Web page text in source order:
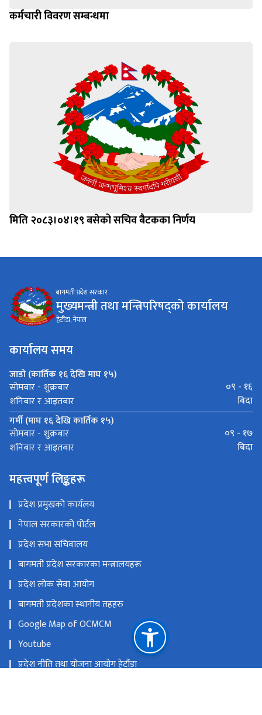
कर्मचारी विवरण सम्बन्धमा
मिति २०८३।०४।१९ बसेको सचिव बैटकका निर्णय
बागमती प्रदेश सरकार
मुख्यमन्त्री तथा मन्त्रिपरिषद्को कार्यालय
हेटौंडा, नेपाल
कार्यालय समय
जाडो (कार्तिक १६ देखि माघ १५)
सोमबार - शुक्रबार
०९ - १६
शनिबार र आइतबार
बिदा
गर्मी (माघ १६ देखि कार्तिक १५)
सोमबार - शुक्रबार
०९ - १७
शनिबार र आइतबार
बिदा
महत्त्वपूर्ण लिङ्कहरू
प्रदेश प्रमुखको कार्यलय
नेपाल सरकारको पोर्टल
प्रदेश सभा सचिवालय
बागमती प्रदेश सरकारका मन्त्रालयहरू
प्रदेश लोक सेवा आयोग
बागमती प्रदेशका स्थानीय तहहरु
Google Map of OCMCM
Youtube
प्रदेश नीति तथा योजना आयोग हेटौंडा